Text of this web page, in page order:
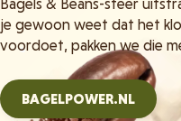
Bagels & Beans-sfeer
je gewoon weet dat het
voordoet, pakken we die
BAGELPOWER.NL